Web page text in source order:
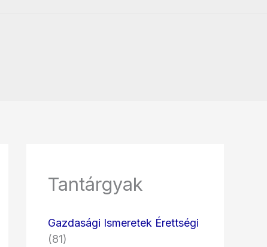
Tantárgyak
Gazdasági Ismeretek Érettségi
(81)